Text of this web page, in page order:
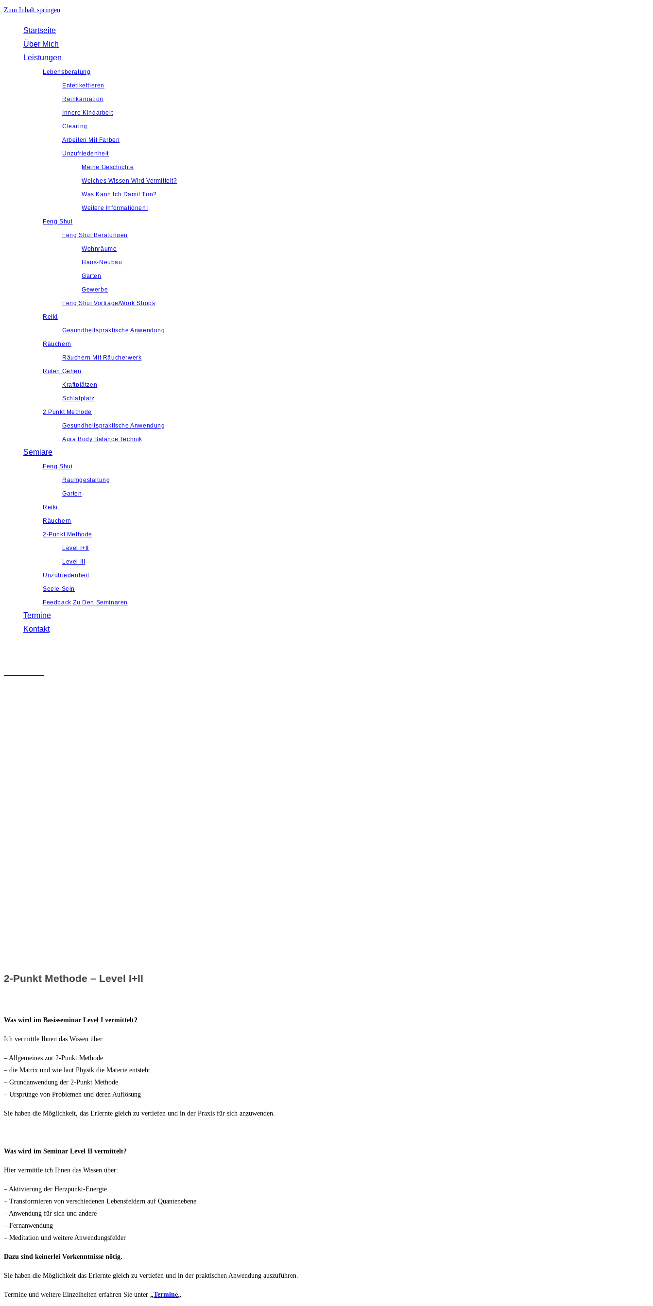
Zum Inhalt springen
Startseite
Über Mich
Leistungen
Lebensberatung
Entetikettieren
Reinkarnation
Innere Kindarbeit
Clearing
Arbeiten Mit Farben
Unzufriedenheit
Meine Geschichte
Welches Wissen Wird Vermittelt?
Was Kann Ich Damit Tun?
Weitere Informationen!
Feng Shui
Feng Shui Beratungen
Wohnräume
Haus-Neubau
Garten
Gewerbe
Feng Shui Vorträge/Work Shops
Reiki
Gesundheitspraktische Anwendung
Räuchern
Räuchern Mit Räucherwerk
Ruten Gehen
Kraftplätzen
Schlafplatz
2 Punkt Methode
Gesundheitspraktische Anwendung
Aura Body Balance Technik
Semiare
Feng Shui
Raumgestaltung
Garten
Reiki
Räuchern
2-Punkt Methode
Level I+II
Level III
Unzufriedenheit
Seele Sein
Feedback Zu Den Seminaren
Termine
Kontakt
2-Punkt Methode – Level I+II
Was wird im Basisseminar Level I vermittelt?
Ich vermittle Ihnen das Wissen über:
– Allgemeines zur 2-Punkt Methode
– die Matrix und wie laut Physik die Materie entsteht
– Grundanwendung der 2-Punkt Methode
– Ursprünge von Problemen und deren Auflösung
Sie haben die Möglichkeit, das Erlernte gleich zu vertiefen und in der Praxis für sich anzuwenden.
Was wird im Seminar Level II vermittelt?
Hier vermittle ich Ihnen das Wissen über:
– Aktivierung der Herzpunkt-Energie
– Transformieren von verschiedenen Lebensfeldern auf Quantenebene
– Anwendung für sich und andere
– Fernanwendung
– Meditation und weitere Anwendungsfelder
Dazu sind keinerlei Vorkenntnisse nötig.
Sie haben die Möglichkeit das Erlernte gleich zu vertiefen und in der praktischen Anwendung auszuführen.
Termine und weitere Einzelheiten erfahren Sie unter „Termine„